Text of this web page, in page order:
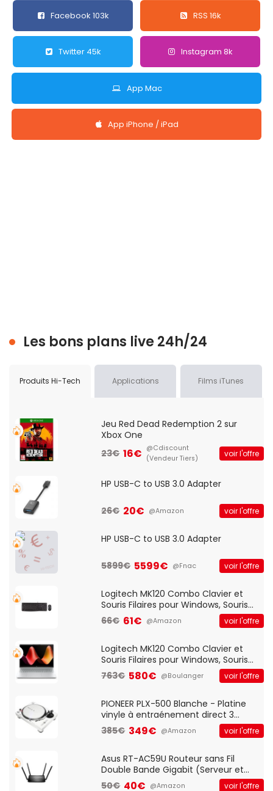
Facebook 103k RSS 16k
Twitter 45k Instagram 8k
App Mac
App iPhone / iPad
Les bons plans live 24h/24
Produits Hi-Tech Applications Films iTunes
Jeu Red Dead Redemption 2 sur
Xbox One
23€ 16€ @Cdiscount
(Vendeur Tiers)
voir l'offre
HP USB-C to USB 3.0 Adapter
26€ 20€ @Amazon voir l'offre
HP USB-C to USB 3.0 Adapter
5899€ 5599€ @Fnac voir l'offre
Logitech MK120 Combo Clavier et
Souris Filaires pour Windows, Souris
Optique Filaire, Connexion USB Plug
And Play, Confortable, Taille
QWERTY UK - Noir
66€ 61€ @Amazon voir l'offre
Logitech MK120 Combo Clavier et
Souris Filaires pour Windows, Souris
Optique Filaire, Connexion USB Plug
And Play, Confortable, Taille
QWERTY UK - Noir
763€ 580€ @Boulanger voir l'offre
PIONEER PLX-500 Blanche - Platine
vinyle à entraénement direct 3
vitesses (33-45-78 trs/min) avec
pre-ampli intégré et port USB
385€ 349€ @Amazon voir l'offre
Asus RT-AC59U Routeur sans Fil
Double Bande Gigabit (Serveur et
Client VPN, Triple Vlan, Mode Point
50€ 40€ @Amazon voir l'offre